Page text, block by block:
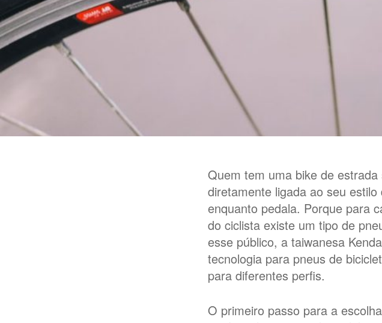
Quem tem uma bike de
diretamente ligada ao seu
enquanto pedala. Porque para
do ciclista existe um tipo de
esse público, a taiwanesa
tecnologia para pneus de
para diferentes perfis.
O primeiro passo para a